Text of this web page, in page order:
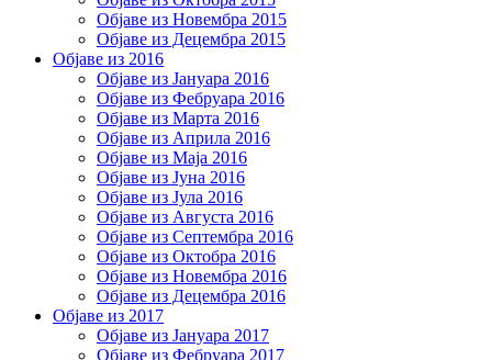
Објаве из Новембра 2015
Објаве из Децембра 2015
Објаве из 2016
Објаве из Јануара 2016
Објаве из Фебруара 2016
Објаве из Марта 2016
Објаве из Априла 2016
Објаве из Маја 2016
Објаве из Јуна 2016
Објаве из Јула 2016
Објаве из Августа 2016
Објаве из Септембра 2016
Објаве из Октобра 2016
Објаве из Новембра 2016
Објаве из Децембра 2016
Објаве из 2017
Објаве из Јануара 2017
Објаве из Фебруара 2017